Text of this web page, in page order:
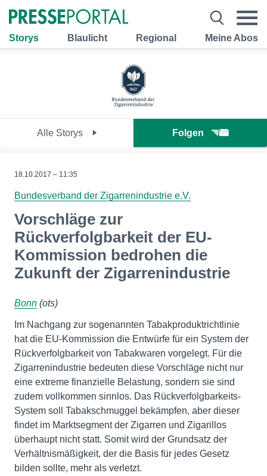
Storys Blaulicht Regional Meine Abos
Alle Storys Folgen
18.10.2017 – 11:35
Bundesverband der Zigarrenindustrie e.V.
Vorschläge zur
Rückverfolgbarkeit der EU-
Kommission bedrohen die
Zukunft der Zigarrenindustrie
Bonn (ots)
Im Nachgang zur sogenannten Tabakproduktrichtlinie
hat die EU-Kommission die Entwürfe für ein System der
Rückverfolgbarkeit von Tabakwaren vorgelegt. Für die
Zigarrenindustrie bedeuten diese Vorschläge nicht nur
eine extreme finanzielle Belastung, sondern sie sind
zudem vollkommen sinnlos. Das Rückverfolgbarkeits-
System soll Tabakschmuggel bekämpfen, aber dieser
findet im Marktsegment der Zigarren und Zigarillos
überhaupt nicht statt. Somit wird der Grundsatz der
Verhältnismäßigkeit, der die Basis für jedes Gesetz
bilden sollte, mehr als verletzt.